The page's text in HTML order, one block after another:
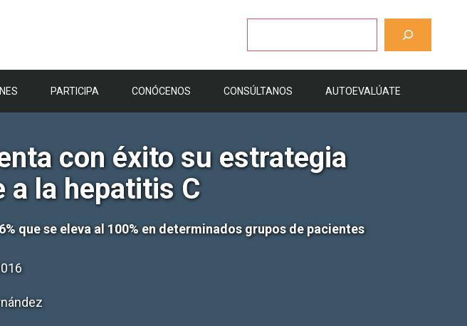
PARTICIPA CONÓCENOS CONSÚLTANOS AUTOEVALÚATE
con éxito su estrategia
la hepatitis C
que se eleva al 100% en determinados grupos de pacientes